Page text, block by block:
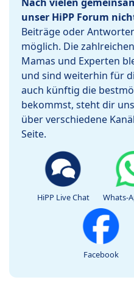
unser HiPP Forum
Beiträge oder
möglich. Die
Mamas und Experten
und sind weiterhin für
auch künftig die
bekommst, steht dir
über verschiedene
Seite.
HiPP Live Chat Whats-
Facebook